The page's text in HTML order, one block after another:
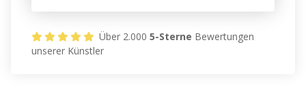
Über 2.0005-Sterne Bewertungen
unserer Künstler